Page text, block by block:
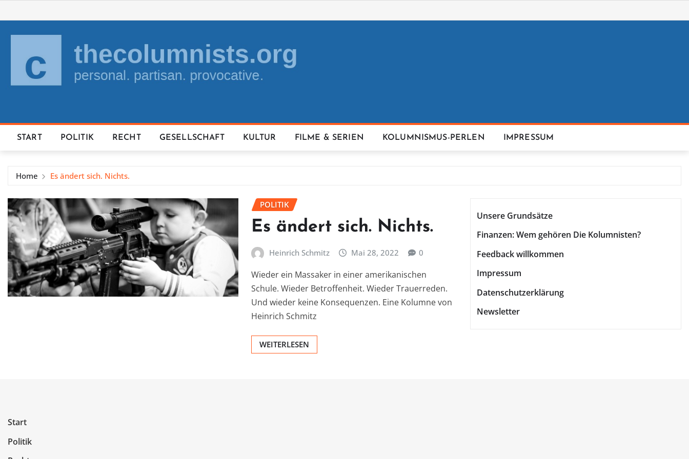
to
content
START POLITIK RECHT GESELLSCHAFT KULTUR FILME & SERIEN KOLUMNISMUS-PERLEN IMPRESSUM
Home Es ändert sich. Nichts.
POLITIK
Es ändert sich. Nichts.
Heinrich Schmitz Mai 28, 2022 0
Wieder ein Massaker in einer amerikanischen
Schule. Wieder Betroffenheit. Wieder Trauerreden.
Und wieder keine Konsequenzen. Eine Kolumne von
Heinrich Schmitz
WEITERLESEN
Unsere Grundsätze
Finanzen: Wem gehören Die Kolumnisten?
Feedback willkommen
Impressum
Datenschutzerklärung
Newsletter
Start
Politik